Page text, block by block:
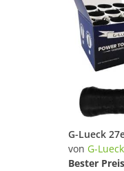
von G-Lueck
Bester Preis